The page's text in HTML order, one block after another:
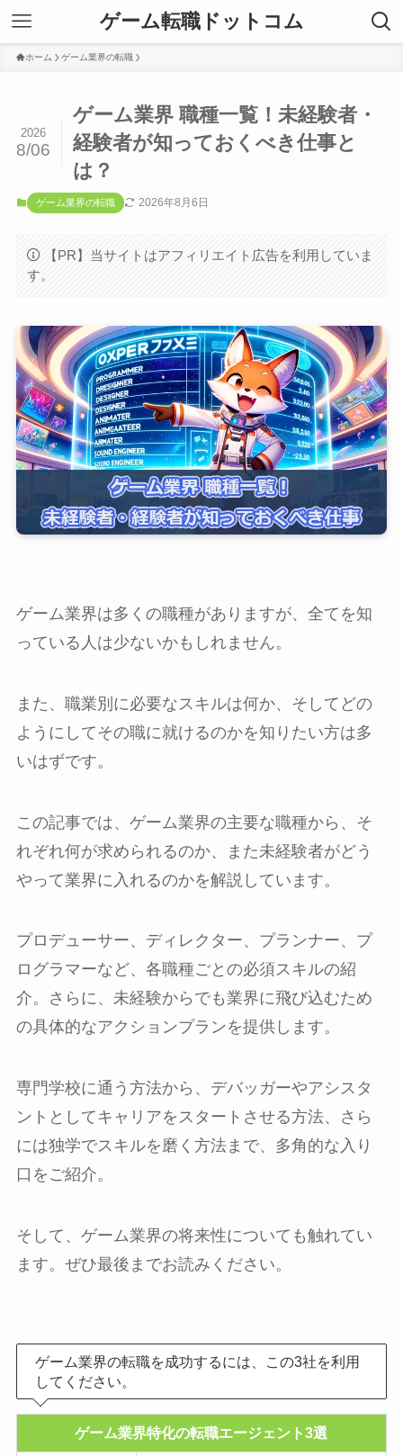
ゲーム転職ドットコム
ホーム ゲーム業界の転職
ゲーム業界 職種一覧！未経験者・
経験者が知っておくべき仕事と
は？
2026
8/06
ゲーム業界の転職 2026年8月6日
【PR】当サイトはアフィリエイト広告を利用していま
す。
ゲーム業界は多くの職種がありますが、全てを知
っている人は少ないかもしれません。
また、職業別に必要なスキルは何か、そしてどの
ようにしてその職に就けるのかを知りたい方は多
いはずです。
この記事では、ゲーム業界の主要な職種から、そ
れぞれ何が求められるのか、また未経験者がどう
やって業界に入れるのかを解説しています。
プロデューサー、ディレクター、プランナー、プ
ログラマーなど、各職種ごとの必須スキルの紹
介。さらに、未経験からでも業界に飛び込むため
の具体的なアクションプランを提供します。
専門学校に通う方法から、デバッガーやアシスタ
ントとしてキャリアをスタートさせる方法、さら
には独学でスキルを磨く方法まで、多角的な入り
口をご紹介。
そして、ゲーム業界の将来性についても触れてい
ます。ぜひ最後までお読みください。
ゲーム業界の転職を成功するには、この3社を利用
してください。
ゲーム業界特化の転職エージェント3選